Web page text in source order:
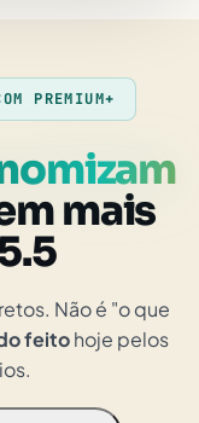
PREMIUM+
mais
Não é "o que
feitohoje pelos